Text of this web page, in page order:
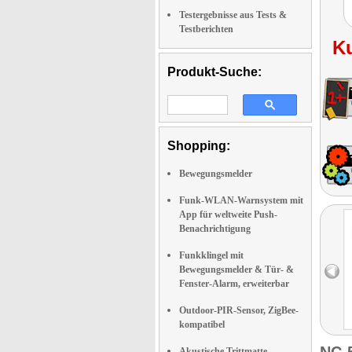
Testergebnisse aus Tests &
Testberichten
Produkt-Suche:
Shopping:
Bewegungsmelder
Funk-WLAN-Warnsystem mit
App für weltweite Push-
Benachrichtigung
Funkklingel mit
Bewegungsmelder & Tür- &
Fenster-Alarm, erweiterbar
Outdoor-PIR-Sensor, ZigBee-
kompatibel